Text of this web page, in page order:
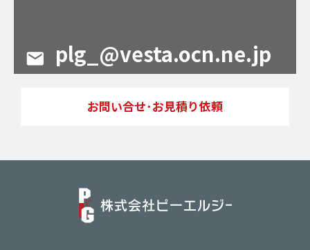
plg_@vesta.ocn.ne.jp
お問い合せ･お見積り依頼